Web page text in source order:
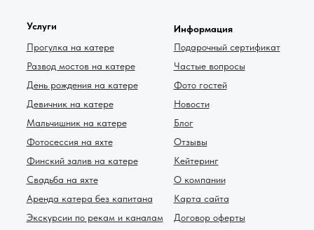
Услуги
Прогулка на катере
Развод мостов на катере
День рождения на катере
Девичник на катере
Мальчишник на катере
Фотосессия на яхте
Финский залив на катере
Свадьба на яхте
Аренда катера без капитана
Экскурсии по рекам и каналам
Договор оферты
Блог
Информация
Подарочный сертификат
Частые вопросы
Фото гостей
Новости
Отзывы
Кейтеринг
О компании
Карта сайта